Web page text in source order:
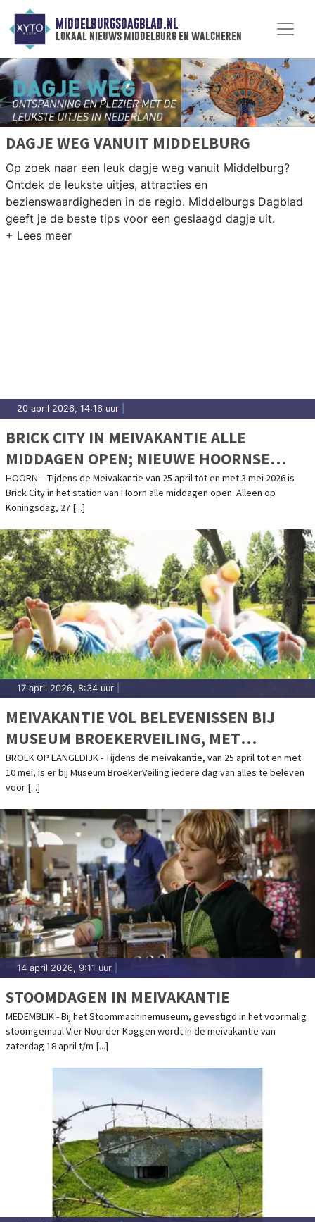
MIDDELBURGSDAGBLAD.NL
lokaal nieuws middelburg en walcheren
DAGJE WEG VANUIT MIDDELBURG
Op zoek naar een leuk dagje weg vanuit Middelburg?
Ontdek de leukste uitjes, attracties en
bezienswaardigheden in de regio. Middelburgs Dagblad
geeft je de beste tips voor een geslaagd dagje uit.
20 april 2026, 14:16 uur
BRICK CITY IN MEIVAKANTIE ALLE
MIDDAGEN OPEN; NIEUWE HOORNSE
GEBOUWEN VAN LEGO
HOORN – Tijdens de Meivakantie van 25 april tot en met 3 mei 2026 is
Brick City in het station van Hoorn alle middagen open. Alleen op
Koningsdag, 27 [...]
17 april 2026, 8:34 uur
MEIVAKANTIE VOL BELEVENISSEN BIJ
MUSEUM BROEKERVEILING, MET
BIJZONDERE VOGELEXCURSIES DOOR HET
OOSTERDELGEBIED
BROEK OP LANGEDIJK - Tijdens de meivakantie, van 25 april tot en met
10 mei, is er bij Museum BroekerVeiling iedere dag van alles te beleven
voor [...]
14 april 2026, 9:11 uur
STOOMDAGEN IN MEIVAKANTIE
MEDEMBLIK - Bij het Stoommachinemuseum, gevestigd in het voormalig
stoomgemaal Vier Noorder Koggen wordt in de meivakantie van
zaterdag 18 april t/m [...]